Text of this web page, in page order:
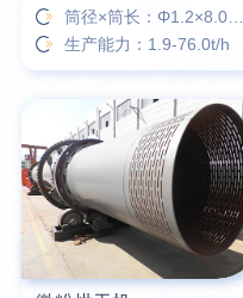
筒径×筒长：Φ1.2×8.0m-Φ3.6×28m
生产能力：1.9-76.0t/h